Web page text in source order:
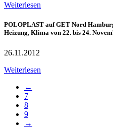
Weiterlesen
POLOPLAST auf GET Nord
Heizung, Klima von 22. bis 24.
26.11.2012
Weiterlesen
←
7
8
9
→